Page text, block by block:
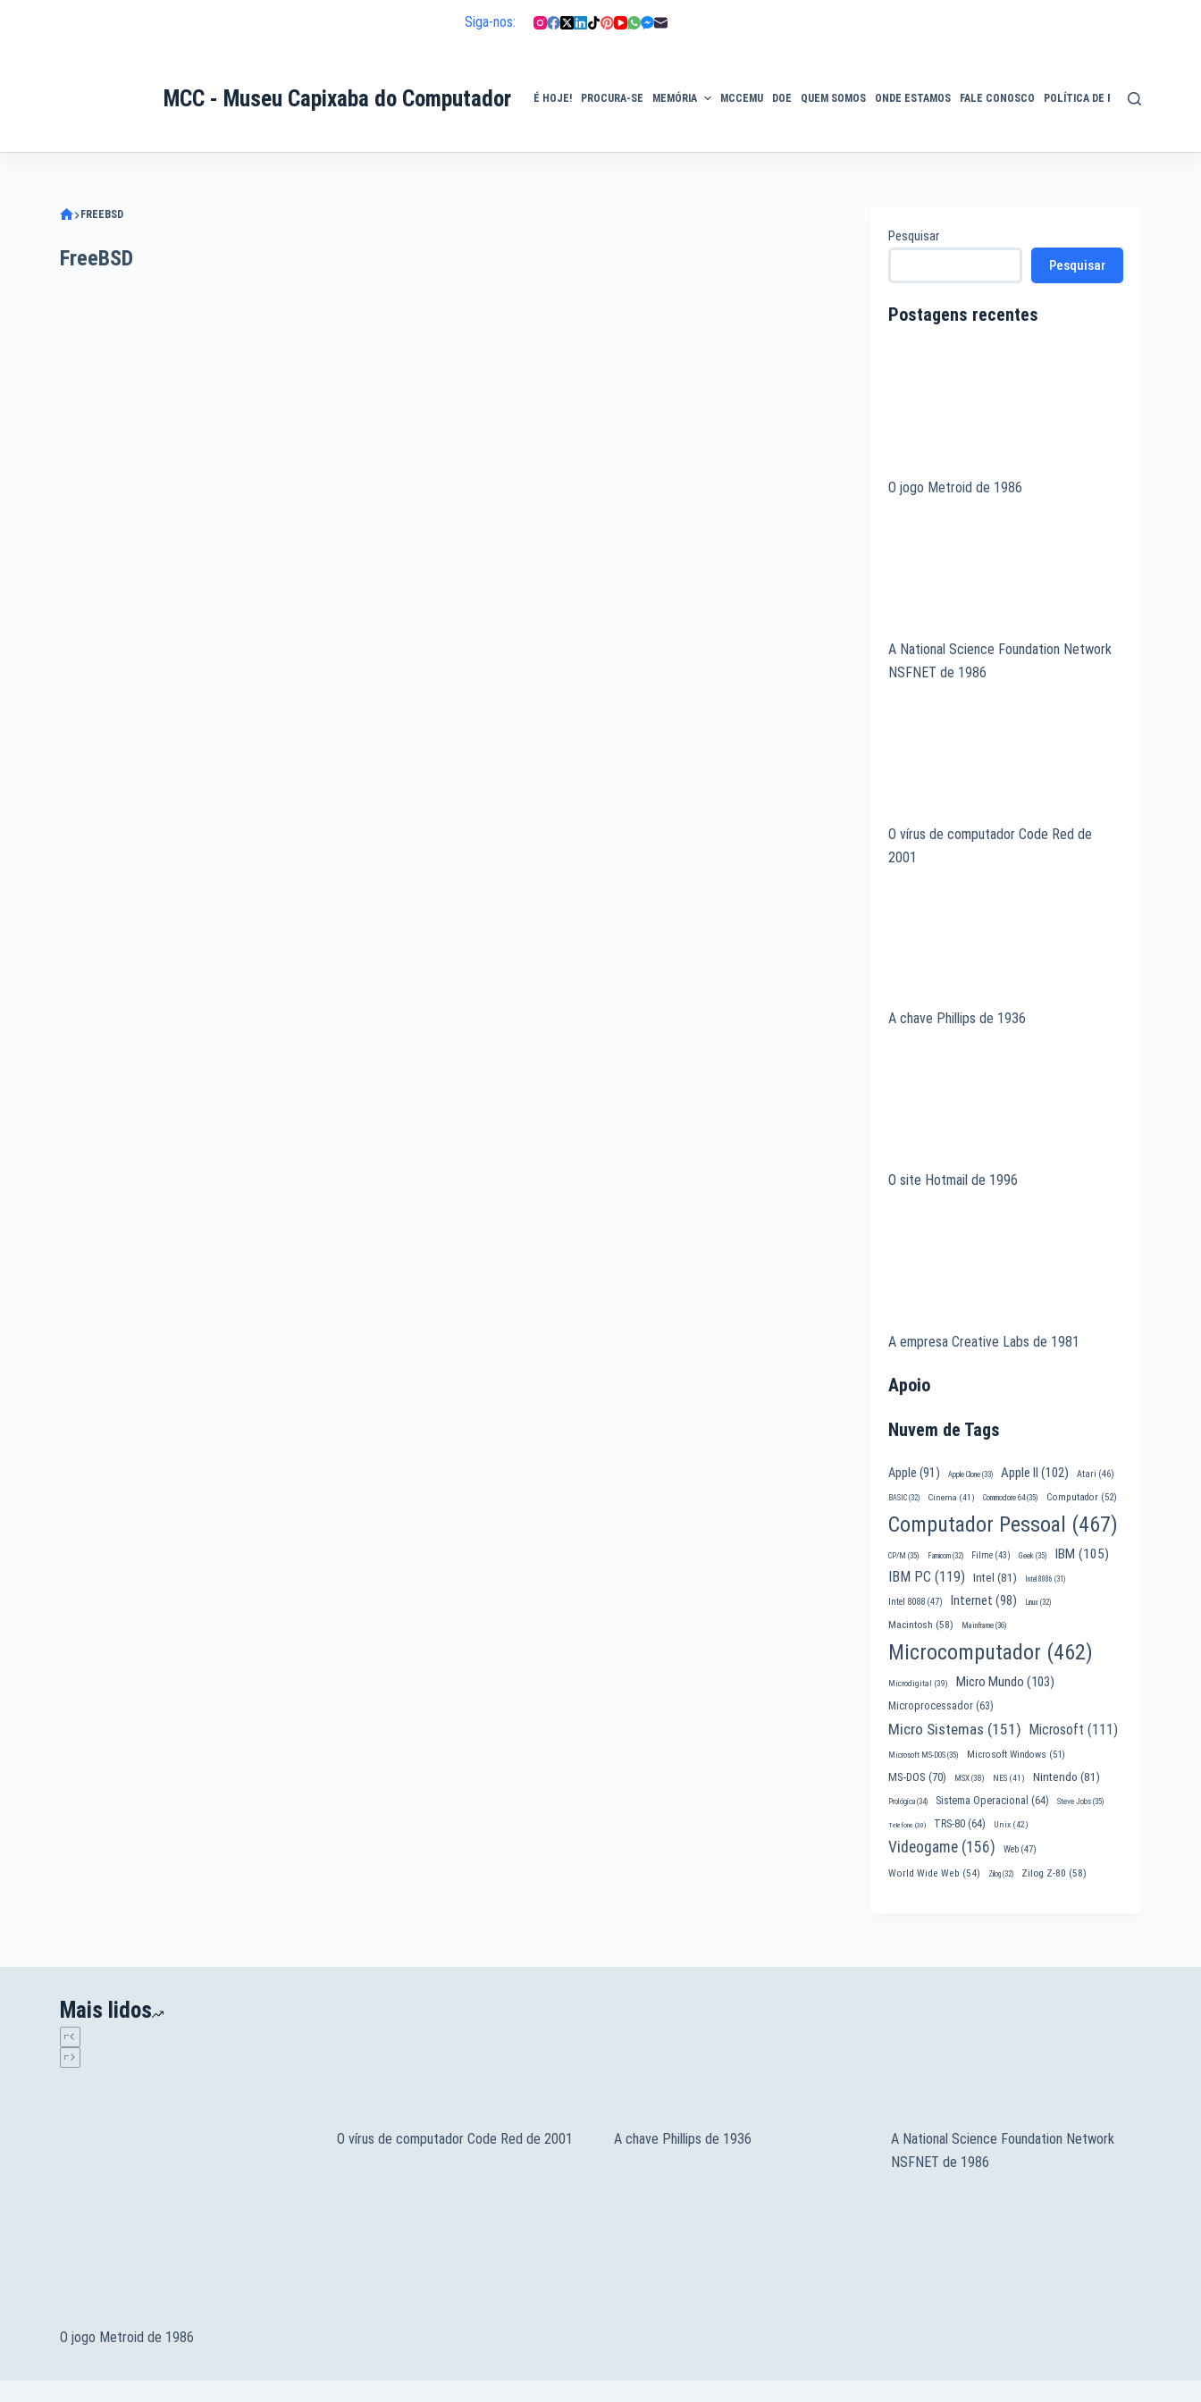
Siga-nos:
MCC - Museu Capixaba do Computador É HOJE! PROCURA-SE MEMÓRIA MCCEMU DOE QUEM SOMOS ONDE ESTAMOS FALE CONOSCO POLÍTICA DE PRIVACIDADE
FREEBSD
FreeBSD
Pesquisar
Pesquisar
Postagens recentes
O jogo Metroid de 1986
A National Science Foundation Network
NSFNET de 1986
O vírus de computador Code Red de
2001
A chave Phillips de 1936
O site Hotmail de 1996
A empresa Creative Labs de 1981
Apoio
Nuvem de Tags
Apple (91) Apple Clone (33) Apple II (102) Atari (46)
BASIC (32) Cinema (41) Commodore 64(35) Computador (52)
Computador Pessoal (467)
CP/M (35) Famicom (32) Filme (43) Geek (35) IBM (105)
IBM PC (119) Intel (81) Intel 8086 (31)
Intel 8088 (47) Internet (98) Linux (32)
Macintosh (58) Mainframe (36)
Microcomputador (462)
Microdigital (39) Micro Mundo (103)
Microprocessador (63)
Micro Sistemas (151) Microsoft (111)
Microsoft MS-DOS (35) Microsoft Windows (51)
MS-DOS (70) MSX(38) NES (41) Nintendo (81)
Prológica (34) Sistema Operacional (64) Steve Jobs (35)
Telefone (30) TRS-80 (64) Unix (42)
Videogame (156) Web (47)
World Wide Web (54) Zilog (32) Zilog Z-80 (58)
Mais lidos
O vírus de computador Code Red de 2001 A chave Phillips de 1936
A National Science Foundation Network
NSFNET de 1986
O jogo Metroid de 1986